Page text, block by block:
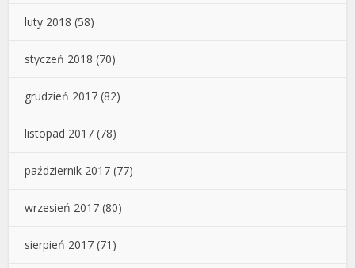
luty 2018 (58)
styczeń 2018 (70)
grudzień 2017 (82)
listopad 2017 (78)
październik 2017 (77)
wrzesień 2017 (80)
sierpień 2017 (71)